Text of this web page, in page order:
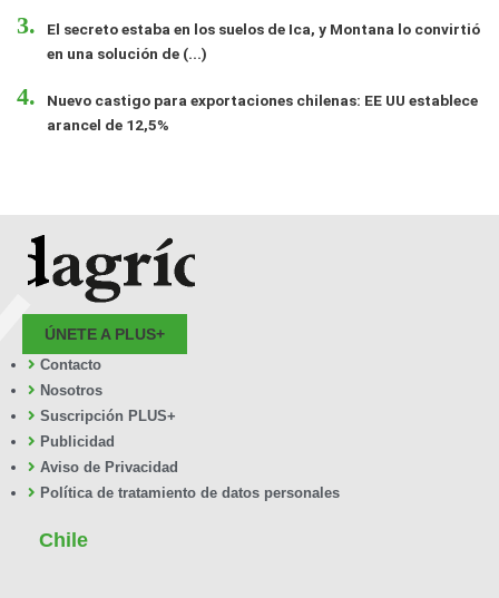
El secreto estaba en los suelos de Ica, y Montana lo convirtió
en una solución de (...)
Nuevo castigo para exportaciones chilenas: EE UU establece
arancel de 12,5%
ÚNETE A PLUS+
Contacto
Nosotros
Suscripción PLUS+
Publicidad
Aviso de Privacidad
Política de tratamiento de datos personales
Chile